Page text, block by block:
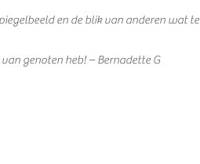
en de blik van anderen wat te
genoten heb! – Bernadette G